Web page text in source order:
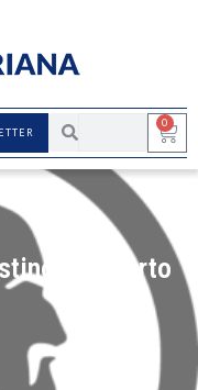
0
de Puerto